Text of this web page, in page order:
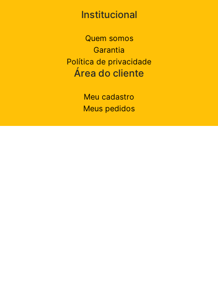
Institucional
Quem somos
Garantia
Política de privacidade
Área do cliente
Meu cadastro
Meus pedidos